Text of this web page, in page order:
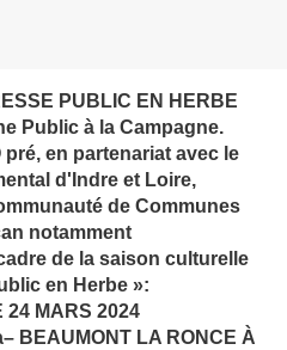
PUBLIC EN HERBE
Public à la Campagne.
pré, en partenariat avec le
d'Indre et Loire,
de Communes
notamment
de la saison culturelle
en Herbe »:
24 MARS 2024
BEAUMONT LA RONCE À